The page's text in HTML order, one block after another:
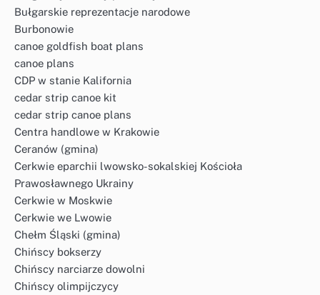
Bułgarskie reprezentacje narodowe
Burbonowie
canoe goldfish boat plans
canoe plans
CDP w stanie Kalifornia
cedar strip canoe kit
cedar strip canoe plans
Centra handlowe w Krakowie
Ceranów (gmina)
Cerkwie eparchii lwowsko-sokalskiej Kościoła
Prawosławnego Ukrainy
Cerkwie w Moskwie
Cerkwie we Lwowie
Chełm Śląski (gmina)
Chińscy bokserzy
Chińscy narciarze dowolni
Chińscy olimpijczycy